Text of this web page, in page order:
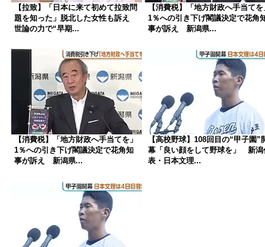
【拉致】「日本に来て初めて拉致問
題を知った」脱北した女性も訴え
世論の力で“早期...
【消費税】「地方財政へ手当てを
1％への引き下げ閣議決定で花角
事が訴え 新潟県...
【消費税】「地方財政へ手当てを」
1％への引き下げ閣議決定で花角知
事が訴え 新潟県...
【高校野球】108回目の“甲子園”
幕「良い顔をして野球を」 新潟
表・日本文理...